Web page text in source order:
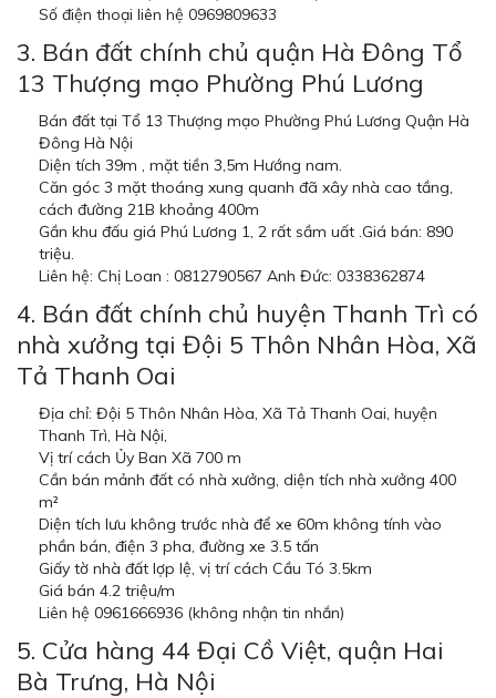
Số điện thoại liên hệ 0969809633
3. Bán đất chính chủ quận Hà Đông Tổ
13 Thượng mạo Phường Phú Lương
Bán đất tại Tổ 13 Thượng mạo Phường Phú Lương Quận Hà
Đông Hà Nội
Diện tích 39m , mặt tiền 3,5m Hướng nam.
Căn góc 3 mặt thoáng xung quanh đã xây nhà cao tầng,
cách đường 21B khoảng 400m
Gần khu đấu giá Phú Lương 1, 2 rất sầm uất .Giá bán: 890
triệu.
Liên hệ: Chị Loan : 0812790567 Anh Đức: 0338362874
4. Bán đất chính chủ huyện Thanh Trì có
nhà xưởng tại Đội 5 Thôn Nhân Hòa, Xã
Tả Thanh Oai
Địa chỉ: Đội 5 Thôn Nhân Hòa, Xã Tả Thanh Oai, huyện
Thanh Trì, Hà Nội,
Vị trí cách Ủy Ban Xã 700 m
Cần bán mảnh đất có nhà xưởng, diện tích nhà xưởng 400
m²
Diện tích lưu không trước nhà để xe 60m không tính vào
phần bán, điện 3 pha, đường xe 3.5 tấn
Giấy tờ nhà đất lợp lệ, vị trí cách Cầu Tó 3.5km
Giá bán 4.2 triệu/m
Liên hệ 0961666936 (không nhận tin nhắn)
5. Cửa hàng 44 Đại Cồ Việt, quận Hai
Bà Trưng, Hà Nội